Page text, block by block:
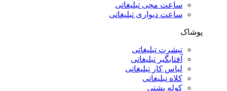
ساعت مچی تبلیغاتی
ساعت دیواری تبلیغاتی
پوشاک
تیشرت تبلیغاتی
آفتابگیر تبلیغاتی
لباس کار تبلیغاتی
کلاه تبلیغاتی
کوله پشتی